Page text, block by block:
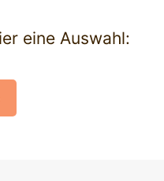
eine Auswahl: